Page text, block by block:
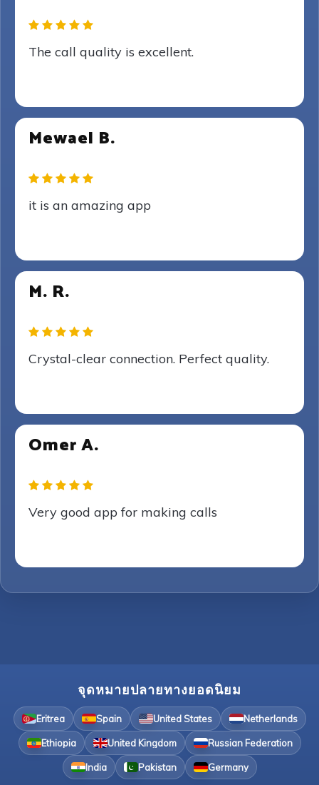
The call quality is excellent.
Mewael B.
it is an amazing app
M. R.
Crystal-clear connection. Perfect quality.
Omer A.
Very good app for making calls
จุดหมายปลายทางยอดนิยม
Eritrea Spain United States Netherlands
Ethiopia United Kingdom Russian Federation
India Pakistan Germany